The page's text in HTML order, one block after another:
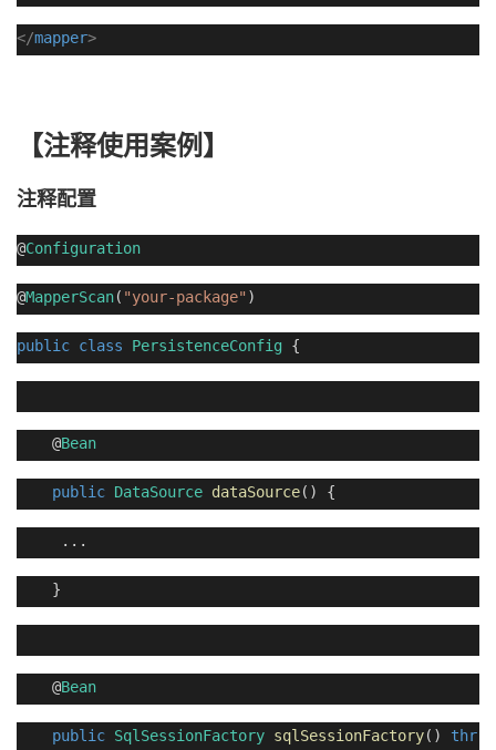
</mapper>
【注释使用案例】
注释配置
@Configuration
@MapperScan( "your-package" )
public class PersistenceConfig {
@Bean
public DataSource dataSource() {
...
}
@Bean
public SqlSessionFactory sqlSessionFactory() thr